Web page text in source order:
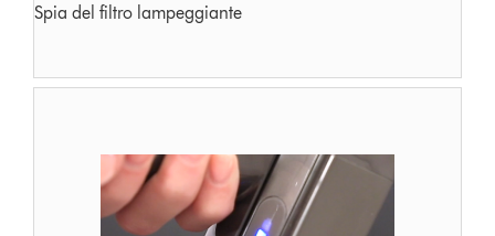
Spia del filtro lampeggiante